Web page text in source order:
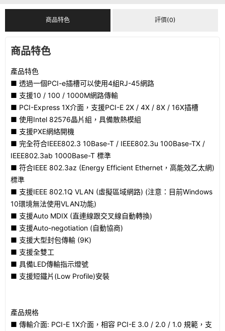
商品特色 評價(0)
商品特色
產品特色
■ 透過一個PCI-e插槽可以使用4組RJ-45網路
■ 支援10 / 100 / 1000M網路傳輸
■ PCI-Express 1X介面，支援PCI-E 2X / 4X / 8X / 16X插槽
■ 使用Intel 82576晶片組，具備散熱模組
■ 支援PXE網絡開機
■ 完全符合IEEE802.3 10Base-T / IEEE802.3u 100Base-TX /
IEEE802.3ab 1000Base-T 標準
■ 符合IEEE 802.3az (Energy Efficient Ethernet，高能效乙太網)
標準
■ 支援IEEE 802.1Q VLAN (虛擬區域網路) (注意：目前Windows
10環境無法使用VLAN功能)
■ 支援Auto MDIX (直連線跟交叉線自動轉換)
■ 支援Auto-negotiation (自動協商)
■ 支援大型封包傳輸 (9K)
■ 支援全雙工
■ 具備LED傳輸指示燈號
■ 支援短鐵片(Low Profile)安裝
產品規格
■ 傳輸介面: PCI-E 1X介面，相容 PCI-E 3.0 / 2.0 / 1.0 規範，支